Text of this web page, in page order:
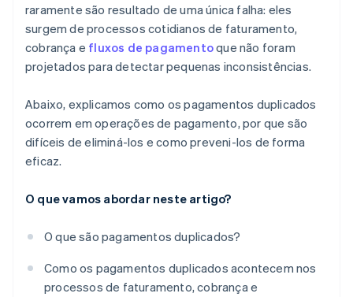
raramente são resultado de uma única falha: eles
surgem de processos cotidianos de faturamento,
cobrança e fluxos de pagamentoque não foram
projetados para detectar pequenas inconsistências.
Abaixo, explicamos como os pagamentos duplicados
ocorrem em operações de pagamento, por que são
difíceis de eliminá-los e como preveni-los de forma
eficaz.
O que vamos abordar neste artigo?
O que são pagamentos duplicados?
Como os pagamentos duplicados acontecem nos
processos de faturamento, cobrança e